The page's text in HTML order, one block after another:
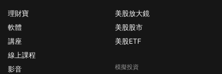
理財寶
軟體
講座
線上課程
影音
美股放大鏡
美股股市
美股ETF
模擬投資